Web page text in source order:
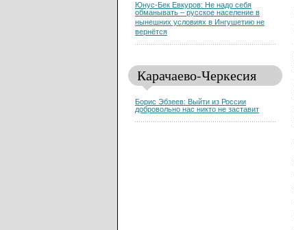
Юнус-Бек Евкуров: Не надо себя
обманывать – русское население в
нынешних условиях в Ингушетию не
вернётся
Карачаево-Черкесия
Борис Эбзеев: Выйти из России
добровольно нас никто не заставит